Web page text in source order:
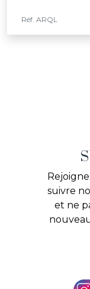
Réf. ARQL
suivre
et ne